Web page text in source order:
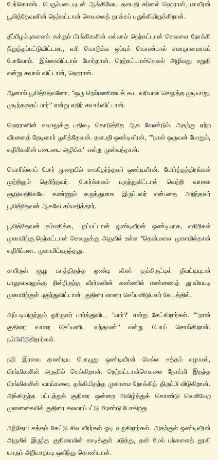
பேர்கொண்ட பெரும்படையுடன் ஆங்கிலேய தளபதி கர்னல் ஹெரான், மாவீரன்
பூலித்தேவனின் நெற்கட்டான் செவலைத் தாக்கப் பதுங்கியிருக்கிறான்.
தீப்பிழம்புகளைக் கக்கும் பீரங்கிகளின் எல்லாம் நெற்கட்டான் செவலை நோக்கி
நிறுத்தப்பட்டுவிட்டன., வரி கொடுக்க ஒப்புக் கொண்டால் சமாதானமாகப்
போவோம். இல்லாவிட்டால் போர்தான். நெற்கட்டான்செவல் அழிவது உறுதி
என்று சவால் விட்டான், ஹெரான்.
ஆனால் பூலித்தேவனோ, "ஒரு நெல்மணியைக் கூட வரியாக செலுத்த முடியாது.
முடிந்ததைப் பார்'' என்று எதிர் சவால்விட்டான்.
ஹெரானின் சவாலுக்கு பதிலடி கொடுத்தே ஆக வேண்டும். அதற்கு ஏற்ற
வீரனைத் தேடினார் பூலித்தேவன். தளபதி ஒண்டிவீரன், ""நான் ஒருவன் போதும்,
எதிரிகளின் படையை அழிக்க'' என்று முன்வந்தான்.
கொரில்லாப் போர் முறையில் கைதேர்ந்தவர் ஒண்டிவீரன். போர்த்தந்திரங்கள்
முற்றிலும் தெரிந்தவர். போர்க்களம் புகுந்துவிட்டால் வெற்றி வாகை
சூடுவதிலேயே கண்ணும் கருத்துமாக இருப்பவர் என்பதை அறிந்தவர்
பூலித்தேவன் ஆகவே சம்மதித்தார்.
பூலித்தேவன் சம்மதிக்க, புறப்பட்டான் ஒண்டிவீரன் ஒண்டியாக, எதிரிகள்
முகாமிற்கு.நெற்கட்டான் செவலுக்கு அருகில் உள்ள "தென்மலை' முகாமில்தான்
எதிரிப்படை முகாமிட்டிருந்தது.
காரிருள் சூழ காத்திருந்த ஒண்டி வீரன் கும்மிருட்டில் தீவட்டியுடன்
பாதுகாவலுக்கு நின்றிருந்த வீரர்களின் கண்ணில் மண்ணைத் தூவியபடி
முகாமிற்குள் புகுந்துவிட்டான் குதிரை வாரை செப்பனிடுபவர் வேடத்தில்.
அப்படியிருந்தும் ஓரிருவர் பார்த்துவிட. "யார்?' என்று கேட்கிறார்கள். ""நான்
குதிரை வாரை செப்பனிட வந்தவன்'' என்று பொய் சொல்கிறான்.
நம்பிவிடுகிறார்கள்.
நடு இரவை தாண்டிய பொழுது ஒண்டிவீரன் மெல்ல சத்தம் எழாமல்,
பீரங்கிகளின் அருகில் செல்கிறான். நெற்கட்டான்செவலை நோக்கி இருந்த
பீரங்கிகளின் வாய்களை, தங்கியிருந்த முகாமை நோக்கித் திருப்பி விடுகிறான்.
அங்கிருந்த பட்டத்துக் குதிரை ஒன்றை அவிழ்த்துக் கொண்டு வெளியேற
முனைகையில் குதிரை கலவரப்பட்டு மிரண்டு போகிறது
அந்தோ! சத்தம் கேட்டு சில வீரர்கள் ஓடி வருகிறார்கள். அதற்குள் ஒண்டிவீரன்
அருகில் இருந்த குதிரையின் காடிக்குள் படுத்து, தன் மேல் புற்களைத் தூவி
யாரும் அறியாதபடி ஒளிந்து கொண்டான்.